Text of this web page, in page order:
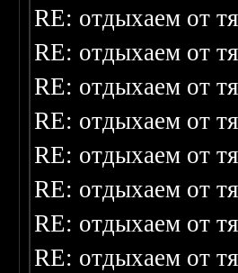
RE: отдыхаем от
RE: отдыхаем от
RE: отдыхаем от
RE: отдыхаем от
RE: отдыхаем от
RE: отдыхаем от
RE: отдыхаем от
RE: отдыхаем от